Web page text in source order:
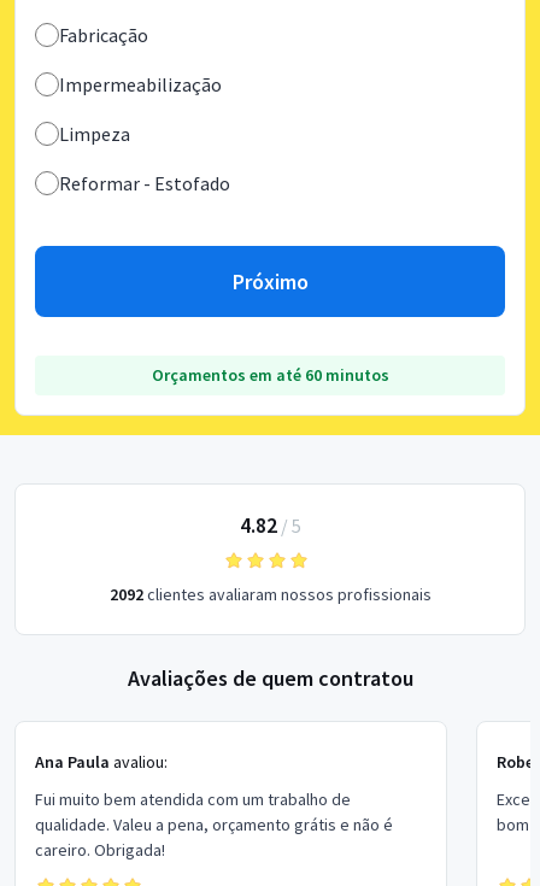
Fabricação
Impermeabilização
Limpeza
Reformar - Estofado
Próximo
Orçamentos em até 60 minutos
4.82/ 5
2092clientes avaliaram nossos profissionais
Avaliações de quem contratou
Ana Paula avaliou:
Fui muito bem atendida com um trabalho de
qualidade. Valeu a pena, orçamento grátis e não é
careiro. Obrigada!
bom